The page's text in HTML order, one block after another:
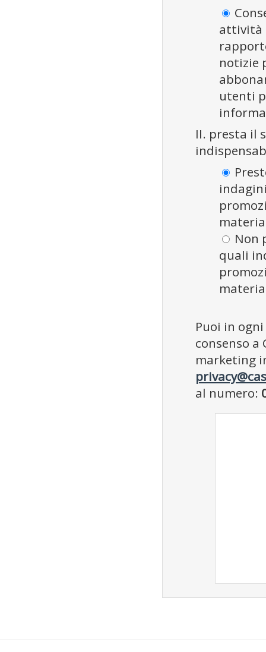
attività
notizie
utenti
II. presta il
Non
quali
Puoi in
consenso
marketing
al numero: